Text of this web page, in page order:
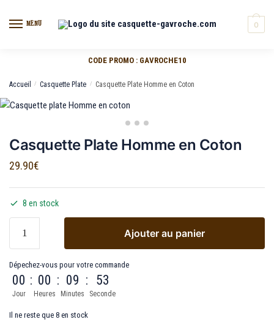
MENU 0
CODE PROMO : GAVROCHE10
Accueil / Casquette Plate / Casquette Plate Homme en Coton
Casquette Plate Homme en Coton
29.90€
8 en stock
Ajouter au panier
Dépechez-vous pour votre commande
00
Jour
: 00
Heures
: 09
Minutes
: 53
Seconde
Il ne reste que 8 en stock